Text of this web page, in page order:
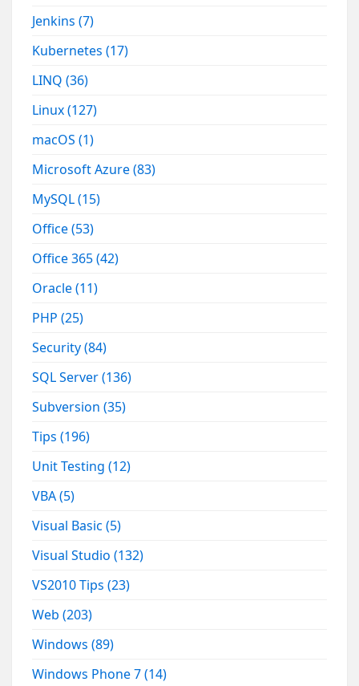
Jenkins(7)
Kubernetes(17)
LINQ(36)
Linux(127)
macOS(1)
Microsoft Azure(83)
MySQL(15)
Office(53)
Office 365(42)
Oracle(11)
PHP(25)
Security(84)
SQL Server(136)
Subversion(35)
Tips(196)
Unit Testing(12)
VBA(5)
Visual Basic(5)
Visual Studio(132)
VS2010 Tips(23)
Web(203)
Windows(89)
Windows Phone 7(14)